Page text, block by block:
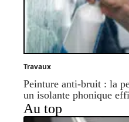
Travaux
Peinture anti-bruit : la
un isolante phonique
Au top